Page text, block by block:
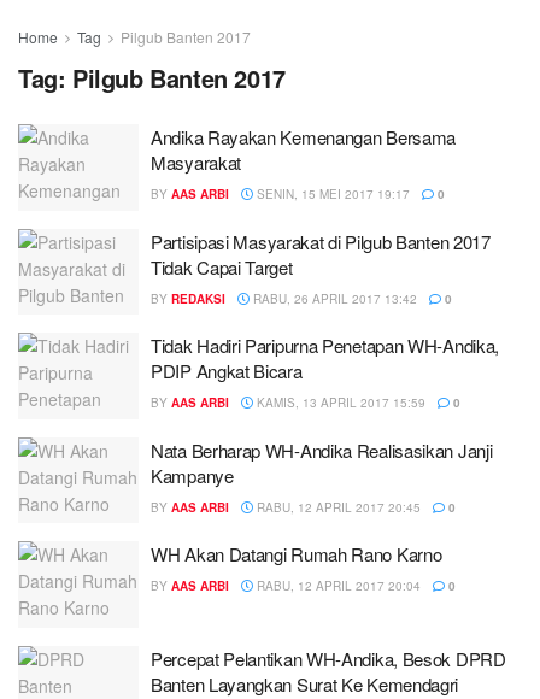
Home Tag Pilgub Banten 2017
Tag: Pilgub Banten 2017
Andika Rayakan Kemenangan Bersama
Masyarakat
BY AAS ARBI SENIN, 15 MEI 2017 19:17 0
Partisipasi Masyarakat di Pilgub Banten 2017
Tidak Capai Target
BY REDAKSI RABU, 26 APRIL 2017 13:42 0
Tidak Hadiri Paripurna Penetapan WH-Andika,
PDIP Angkat Bicara
BY AAS ARBI KAMIS, 13 APRIL 2017 15:59 0
Nata Berharap WH-Andika Realisasikan Janji
Kampanye
BY AAS ARBI RABU, 12 APRIL 2017 20:45 0
WH Akan Datangi Rumah Rano Karno
BY AAS ARBI RABU, 12 APRIL 2017 20:04 0
Percepat Pelantikan WH-Andika, Besok DPRD
Banten Layangkan Surat Ke Kemendagri